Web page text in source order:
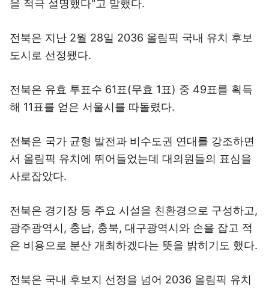
을 적극 설명했다"고 말했다.
전북은 지난 2월 28일 2036 올림픽 국내 유치 후보
도시로 선정됐다.
전북은 유효 투표수 61표(무효 1표) 중 49표를 획득
해 11표를 얻은 서울시를 따돌렸다.
전북은 국가 균형 발전과 비수도권 연대를 강조하면
서 올림픽 유치에 뛰어들었는데 대의원들의 표심을
사로잡았다.
전북은 경기장 등 주요 시설을 친환경으로 구성하고,
광주광역시, 충남, 충북, 대구광역시와 손을 잡고 적
은 비용으로 분산 개최하겠다는 뜻을 밝히기도 했다.
전북은 국내 후보지 선정을 넘어 2036 올림픽 유치